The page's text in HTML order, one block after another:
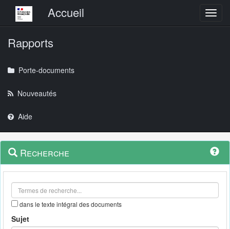
Menu principalAccueil
Rapports
Porte-documents
Nouveautés
Aide
Navigation
outils
Menu
contextuel
Recherche
dans le texte intégral des documents
Sujet